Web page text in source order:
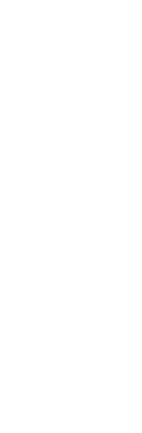
物狂
重庆19楼
聊吧！
,临江门玻璃清洁,清洁
市吧街景地图
交易网
聊吧！
指南_百度教育攻略
物狂
第一时间房源网重
递网
交易网
李庆元冷冻配送部